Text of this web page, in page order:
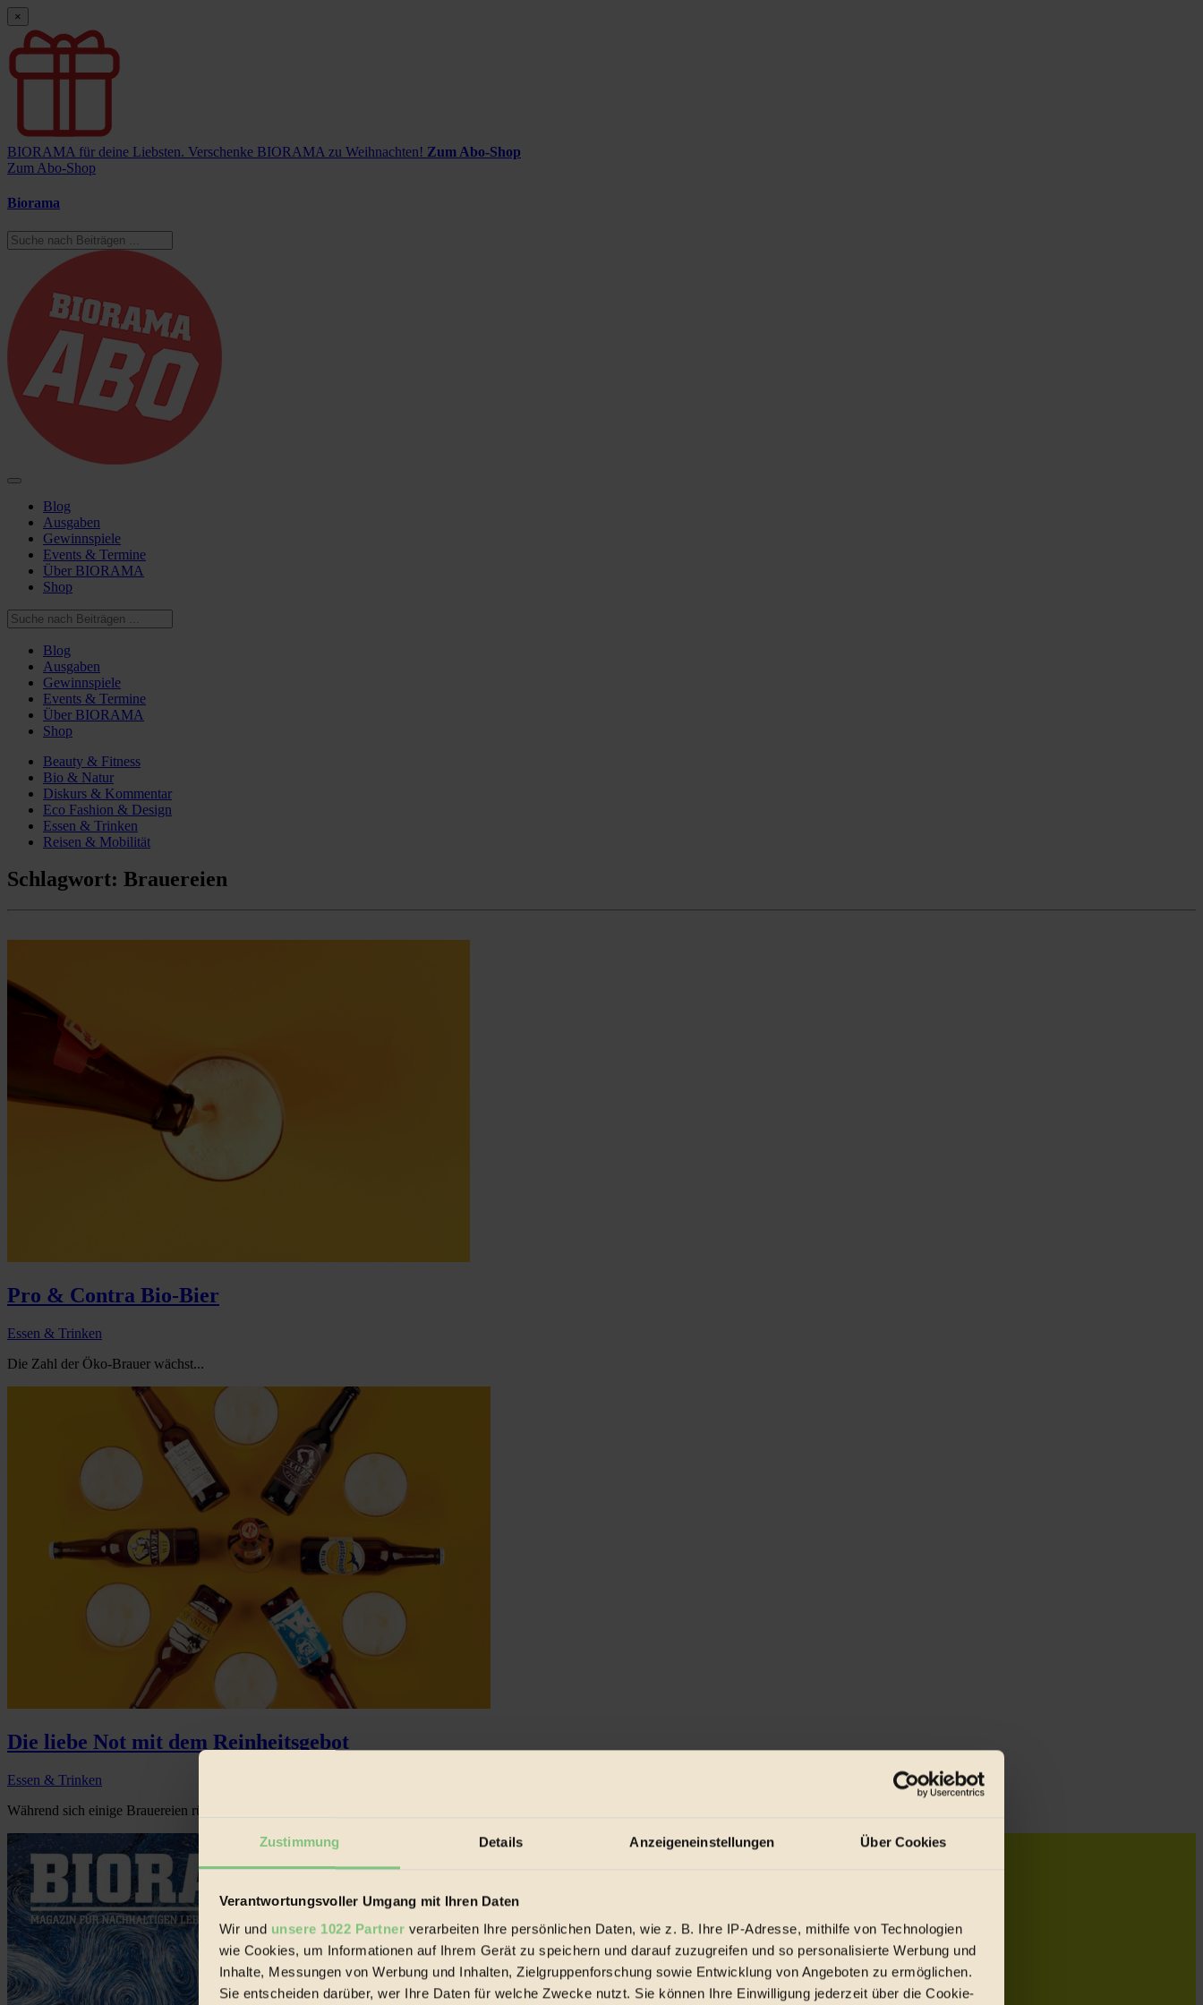
Zustimmung Details Anzeigeneinstellungen Über Cookies
Verantwortungsvoller Umgang mit Ihren Daten
Wir und unsere 1022 Partner verarbeiten Ihre persönlichen Daten, wie z. B. Ihre IP-Adresse, mithilfe von Technologien
wie Cookies, um Informationen auf Ihrem Gerät zu speichern und darauf zuzugreifen und so personalisierte Werbung und
Inhalte, Messungen von Werbung und Inhalten, Zielgruppenforschung sowie Entwicklung von Angeboten zu ermöglichen.
Sie entscheiden darüber, wer Ihre Daten für welche Zwecke nutzt. Sie können Ihre Einwilligung jederzeit über die Cookie-
×
BIORAMA für deine Liebsten. Verschenke BIORAMA zu Weihnachten! Zum Abo-Shop
Zum Abo-Shop
Biorama
Blog
Ausgaben
Gewinnspiele
Events & Termine
Über BIORAMA
Shop
Blog
Ausgaben
Gewinnspiele
Events & Termine
Über BIORAMA
Shop
Beauty & Fitness
Bio & Natur
Diskurs & Kommentar
Eco Fashion & Design
Essen & Trinken
Reisen & Mobilität
Schlagwort: Brauereien
Pro & Contra Bio-Bier
Essen & Trinken
Die Zahl der Öko-Brauer wächst...
Die liebe Not mit dem Reinheitsgebot
Essen & Trinken
Während sich einige Brauereien rühmen, nach deutschem Reinheitsgebot zu brauen, steht für viele andere die Reform dessen ...